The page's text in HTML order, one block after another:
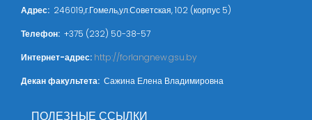
Адрес: 246019,г.Гомель,ул.Советская, 102 (корпус 5)
Телефон: +375 (232) 50-38-57
Интернет-адрес: http://forlangnew.gsu.by
Декан факультета: Сажина Елена Владимировна
ПОЛЕЗНЫЕ ССЫЛКИ